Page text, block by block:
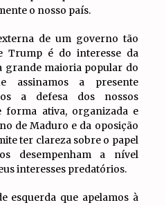
o nosso país.
de um governo tão
Trump é do interesse da
grande maioria popular do
assinamos a presente
a defesa dos nossos
forma ativa, organizada e
de Maduro e da oposição
ter clareza sobre o papel
desempenham a nível
interesses predatórios.
esquerda que apelamos à